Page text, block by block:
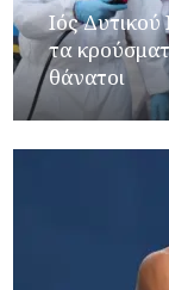
Ιός
τα
θάνατοι